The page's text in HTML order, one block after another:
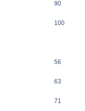
90
100
56
63
71